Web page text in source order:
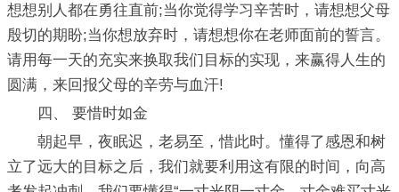
想想别人都在勇往直前;当你觉得学习辛苦时，请想想父母
殷切的期盼;当你想放弃时，请想想你在老师面前的誓言。
请用每一天的充实来换取我们目标的实现，来赢得人生的
圆满，来回报父母的辛劳与血汗!
四、 要惜时如金
朝起早，夜眠迟，老易至，惜此时。懂得了感恩和树
立了远大的目标之后，我们就要利用这有限的时间，向高